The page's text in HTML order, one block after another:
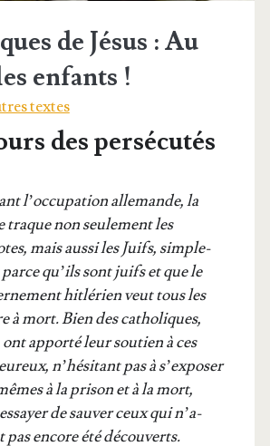
de Jésus : Au
enfants !
textes
des persécutés
l’oc­cu­pa­tion alle­mande, la
traque non seule­ment les
mais aus­si les Juifs, sim­ple­
qu’ils sont juifs et que le
hit­lé­rien veut tous les
à mort. Bien des catho­liques,
ont appor­té leur sou­tien à ces
n’hé­si­tant pas à s’ex­po­ser
à la pri­son et à la mort,
de sau­ver ceux qui n’a­
pas encore été découverts.